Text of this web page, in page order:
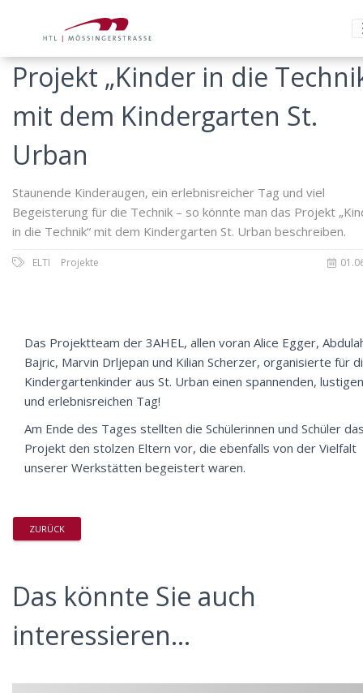
Projekt „Kinder in die
mit dem Kindergarten St.
Urban
Staunende Kinderaugen, ein erlebnisreicher Tag und viel
Begeisterung für die Technik – so könnte man das Projekt
in die Technik“ mit dem Kindergarten St. Urban beschreiben.
ELTI Projekte
Das Projektteam der 3AHEL, allen voran Alice Egger,
Bajric, Marvin Drljepan und Kilian Scherzer, organisierte für
Kindergartenkinder aus St. Urban einen spannenden, lustigen
und erlebnisreichen Tag!
Am Ende des Tages stellten die Schülerinnen und Schüler
Projekt den stolzen Eltern vor, die ebenfalls von der Vielfalt
unserer Werkstätten begeistert waren.
ZURÜCK
Das könnte Sie auch
interessieren...